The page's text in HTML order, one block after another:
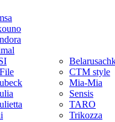
CTM style
Mia-Mia
Sensis
TARO
Trikozza